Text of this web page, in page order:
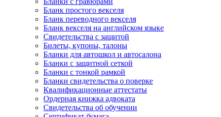
Бланк простого векселя
Бланк переводного векселя
Бланк векселя на английском языке
Свидетельства с защитой
Билеты, купоны, талоны
Бланки для автошкол и автосалона
Бланки с защитной сеткой
Бланки с тонкой рамкой
Бланки свидетельства о поверке
Квалификационные аттестаты
Ордерная книжка адвоката
Свидетельства об обучении